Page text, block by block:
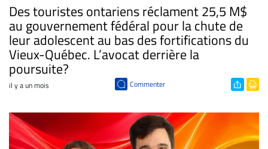
Des touristes ontariens réclament 25,5 M$
au gouvernement fédéral pour la chute de
leur adolescent au bas des fortifications du
Vieux-Québec. L’avocat derrière la
poursuite?
il y a un mois Commenter